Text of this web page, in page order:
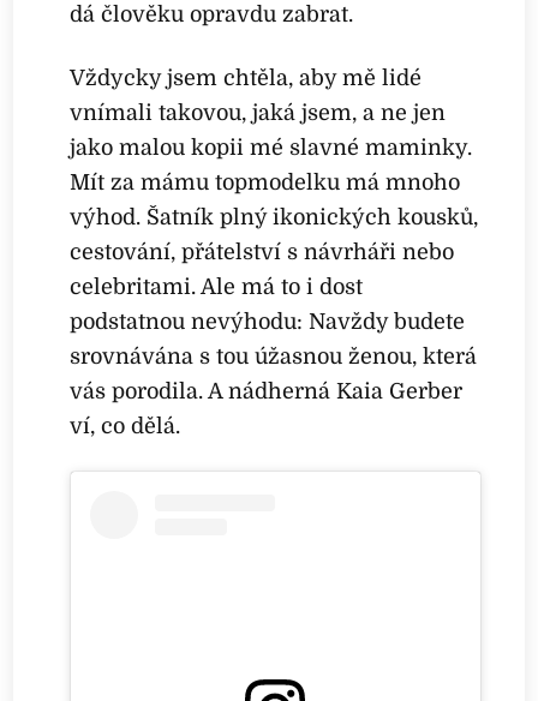
dá člověku opravdu zabrat.
Vždycky jsem chtěla, aby mě lidé
vnímali takovou, jaká jsem, a ne jen
jako malou kopii mé slavné maminky.
Mít za mámu topmodelku má mnoho
výhod. Šatník plný ikonických kousků,
cestování, přátelství s návrháři nebo
celebritami. Ale má to i dost
podstatnou nevýhodu: Navždy budete
srovnávána s tou úžasnou ženou, která
vás porodila. A nádherná Kaia Gerber
ví, co dělá.